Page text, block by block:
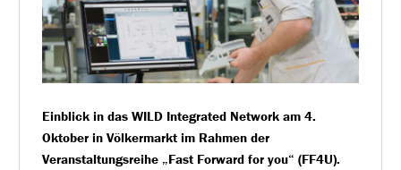
Einblick in das WILD Integrated Network am 4.
Oktober in Völkermarkt im Rahmen der
Veranstaltungsreihe „Fast Forward for you“ (FF4U).